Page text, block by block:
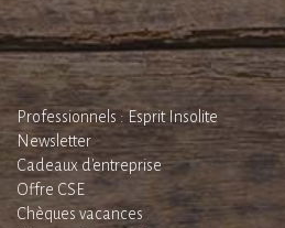
Professionnels : Esprit Insolite
Newsletter
Cadeaux d'entreprise
Offre CSE
Chèques vacances